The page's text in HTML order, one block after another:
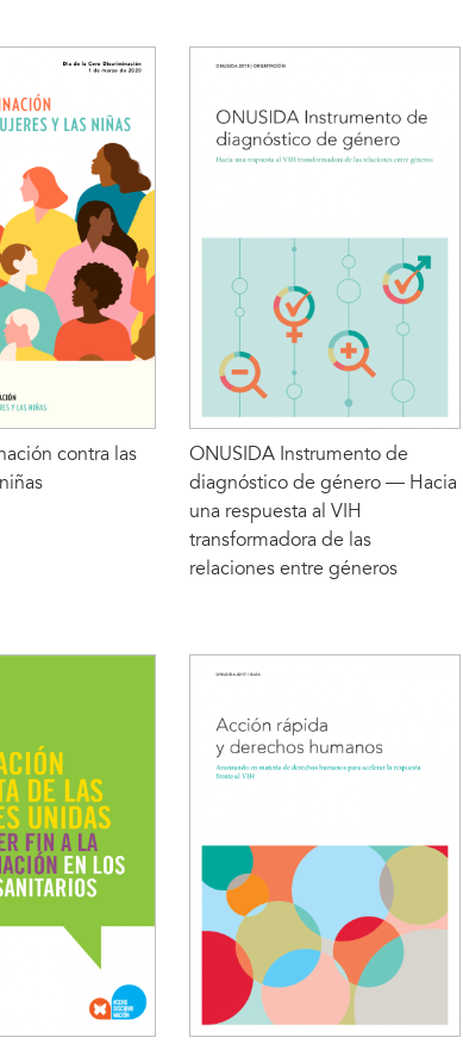
COVID-19
asociados al VIH en seis
contra las
ONUSIDA Instrumento de
diagnóstico de género — Hacia
una respuesta al VIH
transformadora de las
relaciones entre géneros